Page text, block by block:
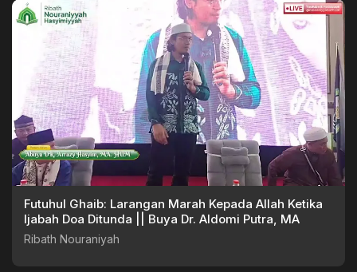
Futuhul Ghaib: Larangan Marah Kepada Allah Ketika
Ijabah Doa Ditunda || Buya Dr. Aldomi Putra, MA
Ribath Nouraniyah